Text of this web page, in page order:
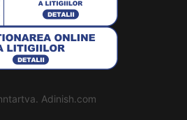
Adinish.com